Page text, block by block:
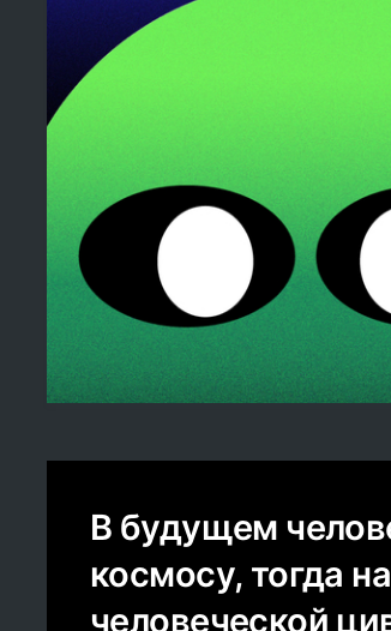
В будущем
космосу, тогда
человеческой